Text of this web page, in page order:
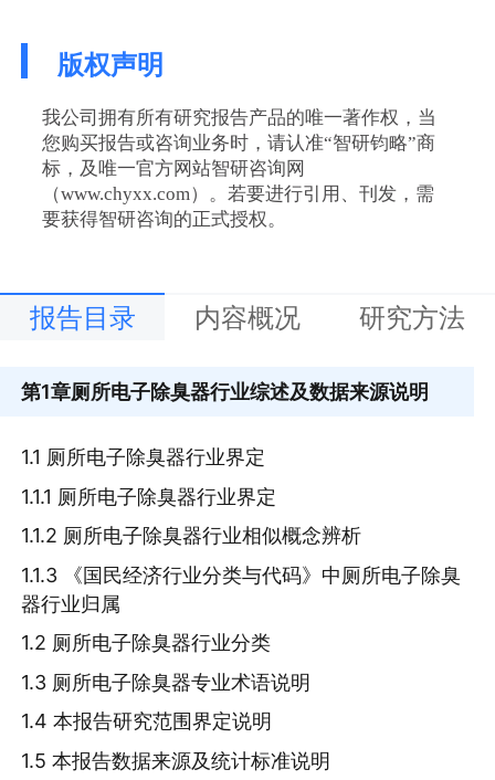
版权声明
我公司拥有所有研究报告产品的唯一著作权，当
您购买报告或咨询业务时，请认准“智研钧略”商
标，及唯一官方网站智研咨询网
（www.chyxx.com）。若要进行引用、刊发，需
要获得智研咨询的正式授权。
报告目录 内容概况 研究方法
第1章厕所电子除臭器行业综述及数据来源说明
1.1 厕所电子除臭器行业界定
1.1.1 厕所电子除臭器行业界定
1.1.2 厕所电子除臭器行业相似概念辨析
1.1.3 《国民经济行业分类与代码》中厕所电子除臭
器行业归属
1.2 厕所电子除臭器行业分类
1.3 厕所电子除臭器专业术语说明
1.4 本报告研究范围界定说明
1.5 本报告数据来源及统计标准说明